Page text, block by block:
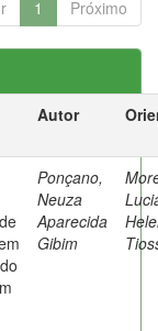
1 Próximo
Autor
Ponçano,
Neuza
Aparecida
Gibim